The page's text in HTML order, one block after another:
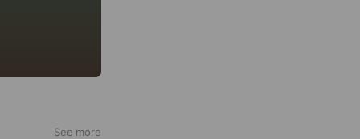
See more